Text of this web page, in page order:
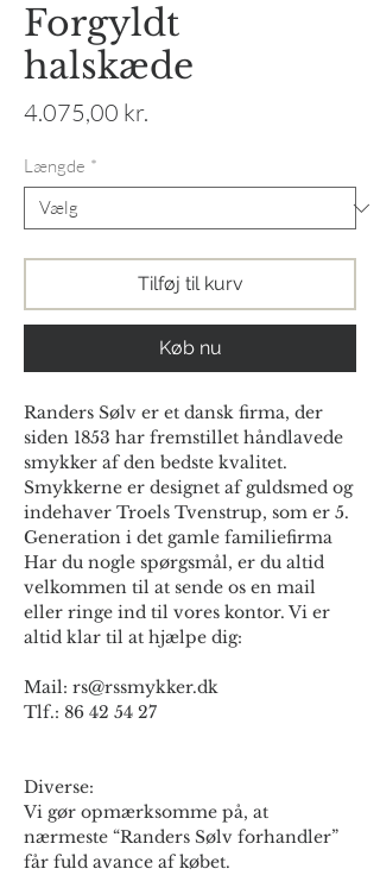
Forgyldt
halskæde
4.075,00 kr.
Længde *
Tilføj til kurv
Køb nu
Randers Sølv er et dansk firma, der
siden 1853 har fremstillet håndlavede
smykker af den bedste kvalitet.
Smykkerne er designet af guldsmed og
indehaver Troels Tvenstrup, som er 5.
Generation i det gamle familiefirma
Har du nogle spørgsmål, er du altid
velkommen til at sende os en mail
eller ringe ind til vores kontor. Vi er
altid klar til at hjælpe dig:
Mail: rs@rssmykker.dk
Tlf.: 86 42 54 27
Diverse:
Vi gør opmærksomme på, at
nærmeste “Randers Sølv forhandler”
får fuld avance af købet.